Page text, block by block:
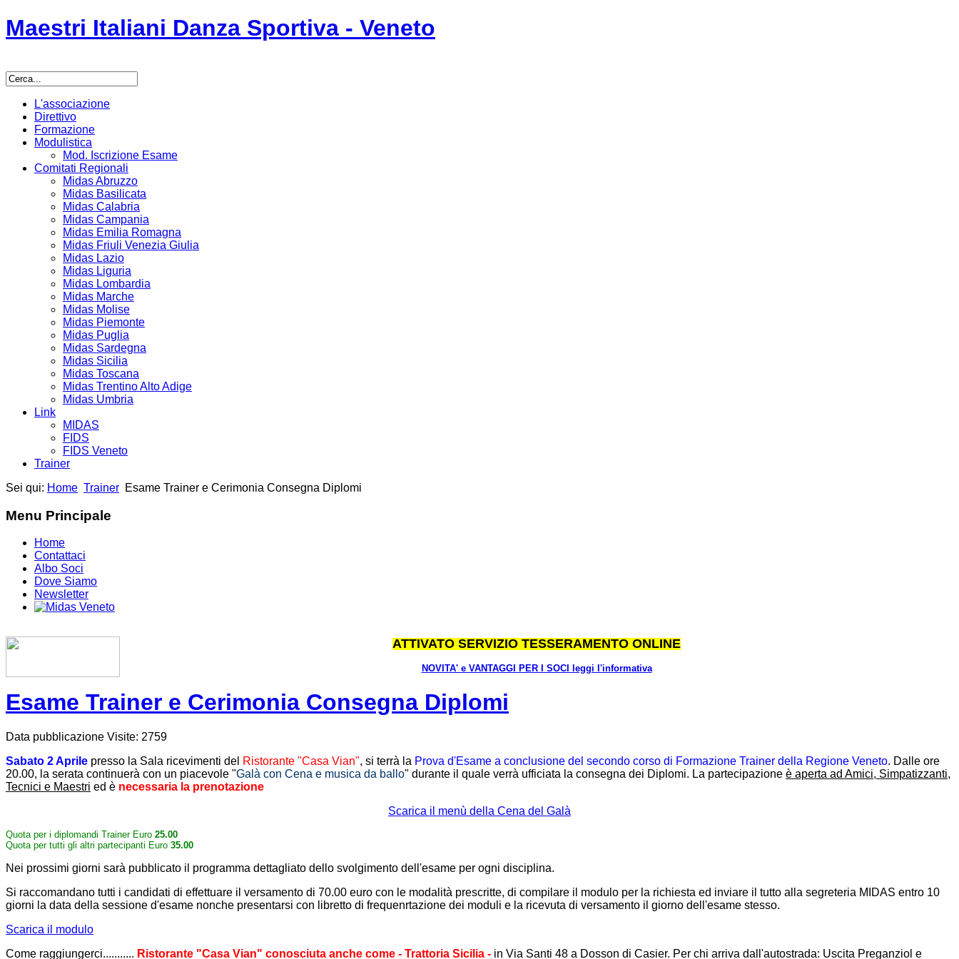
Maestri Italiani Danza Sportiva - Veneto
L'associazione
Direttivo
Formazione
Modulistica
Mod. Iscrizione Esame
Comitati Regionali
Midas Abruzzo
Midas Basilicata
Midas Calabria
Midas Campania
Midas Emilia Romagna
Midas Friuli Venezia Giulia
Midas Lazio
Midas Liguria
Midas Lombardia
Midas Marche
Midas Molise
Midas Piemonte
Midas Puglia
Midas Sardegna
Midas Sicilia
Midas Toscana
Midas Trentino Alto Adige
Midas Umbria
Link
MIDAS
FIDS
FIDS Veneto
Trainer
Sei qui: Home Trainer Esame Trainer e Cerimonia Consegna Diplomi
Menu Principale
Home
Contattaci
Albo Soci
Dove Siamo
Newsletter
ATTIVATO SERVIZIO TESSERAMENTO ONLINE
NOVITA' e VANTAGGI PER I SOCI leggi l'informativa
Esame Trainer e Cerimonia Consegna Diplomi
Data pubblicazione Visite: 2759
Sabato 2 Aprile presso la Sala ricevimenti del Ristorante "Casa Vian", si terrà la Prova d'Esame a conclusione del secondo corso di Formazione Trainer della Regione Veneto. Dalle ore
20.00, la serata continuerà con un piacevole "Galà con Cena e musica da ballo" durante il quale verrà ufficiata la consegna dei Diplomi. La partecipazione è aperta ad Amici, Simpatizzanti,
Tecnici e Maestri ed è necessaria la prenotazione
Scarica il menù della Cena del Galà
Quota per i diplomandi Trainer Euro 25.00
Quota per tutti gli altri partecipanti Euro 35.00
Nei prossimi giorni sarà pubblicato il programma dettagliato dello svolgimento dell'esame per ogni disciplina.
Si raccomandano tutti i candidati di effettuare il versamento di 70.00 euro con le modalità prescritte, di compilare il modulo per la richiesta ed inviare il tutto alla segreteria MIDAS entro 10
giorni la data della sessione d'esame nonche presentarsi con libretto di frequenrtazione dei moduli e la ricevuta di versamento il giorno dell'esame stesso.
Scarica il modulo
Come raggiungerci........... Ristorante "Casa Vian" conosciuta anche come - Trattoria Sicilia - in Via Santi 48 a Dosson di Casier. Per chi arriva dall'autostrada: Uscita Preganziol e